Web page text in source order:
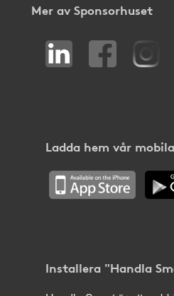
Mer av Sponsorhuset
Ladda hem vår
Installera "Handla